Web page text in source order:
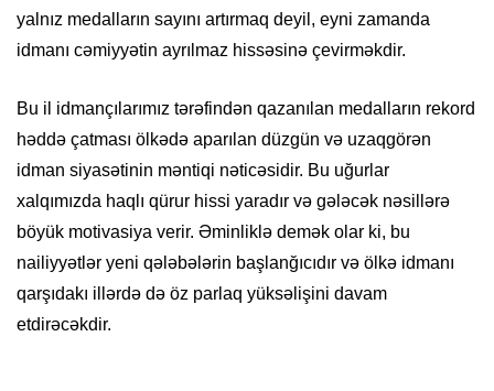
yalnız medalların sayını artırmaq deyil, eyni zamanda
idmanı cəmiyyətin ayrılmaz hissəsinə çevirməkdir.
Bu il idmançılarımız tərəfindən qazanılan medalların rekord
həddə çatması ölkədə aparılan düzgün və uzaqgörən
idman siyasətinin məntiqi nəticəsidir. Bu uğurlar
xalqımızda haqlı qürur hissi yaradır və gələcək nəsillərə
böyük motivasiya verir. Əminliklə demək olar ki, bu
nailiyyətlər yeni qələbələrin başlanğıcıdır və ölkə idmanı
qarşıdakı illərdə də öz parlaq yüksəlişini davam
etdirəcəkdir.